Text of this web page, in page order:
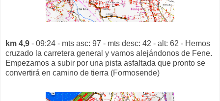
km 4,9 - 09:24 - mts asc: 97 - mts desc: 42 - alt: 62 - Hemos
cruzado la carretera general y vamos alejándonos de Fene.
Empezamos a subir por una pista asfaltada que pronto se
convertirá en camino de tierra (Formosende)